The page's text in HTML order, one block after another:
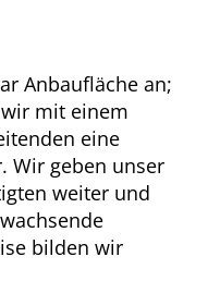
Anbaufläche an;
mit einem
eine
Wir geben unser
weiter und
bilden wir